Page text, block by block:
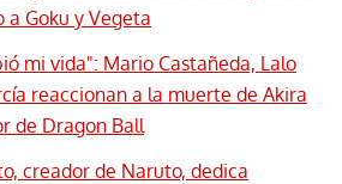
a Goku y Vegeta
mi vida": Mario Castañeda, Lalo
reaccionan a la muerte de Akira
de Dragon Ball
creador de Naruto, dedica